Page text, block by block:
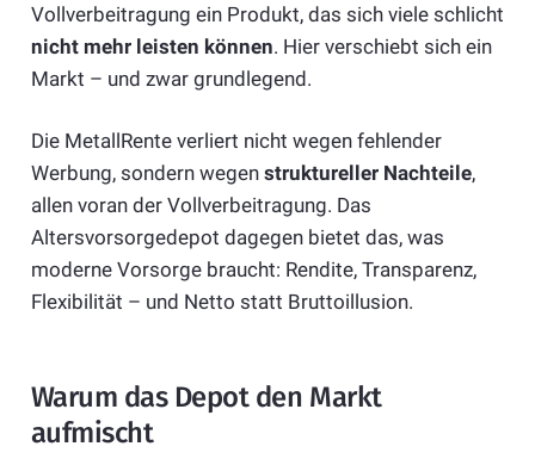
Vollverbeitragung ein Produkt, das sich viele schlicht
nicht mehr leisten können. Hier verschiebt sich ein
Markt – und zwar grundlegend.
Die MetallRente verliert nicht wegen fehlender
Werbung, sondern wegen struktureller Nachteile,
allen voran der Vollverbeitragung. Das
Altersvorsorgedepot dagegen bietet das, was
moderne Vorsorge braucht: Rendite, Transparenz,
Flexibilität – und Netto statt Bruttoillusion.
Warum das Depot den Markt
aufmischt